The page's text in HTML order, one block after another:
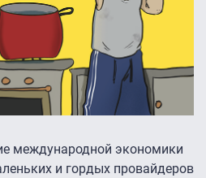
международной экономики
и гордых провайдеров